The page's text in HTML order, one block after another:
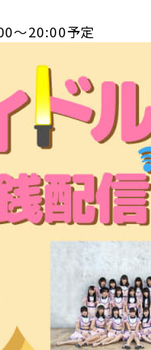
～20:00予定